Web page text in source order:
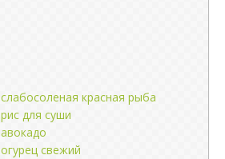
слабосоленая красная рыба
рис для суши
авокадо
огурец свежий